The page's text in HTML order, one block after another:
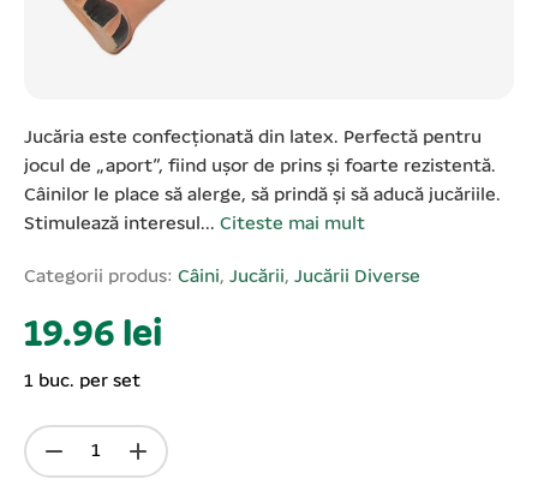
Jucăria este confecționată din latex. Perfectă pentru
jocul de „aport”, fiind ușor de prins și foarte rezistentă.
Câinilor le place să alerge, să prindă și să aducă jucăriile.
Stimulează interesul... Citeste mai mult
Categorii produs: Câini, Jucării, Jucării Diverse
19.96 lei
1 buc. per set